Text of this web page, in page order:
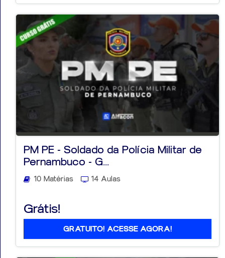
PM PE - Soldado da Polícia Militar de
Pernambuco - G...
10 Matérias 14 Aulas
Grátis!
GRATUITO! ACESSE AGORA!